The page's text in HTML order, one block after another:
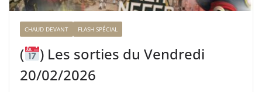
CHAUD DEVANT FLASH SPÉCIAL
(
) Les sorties du Vendredi
20/02/2026